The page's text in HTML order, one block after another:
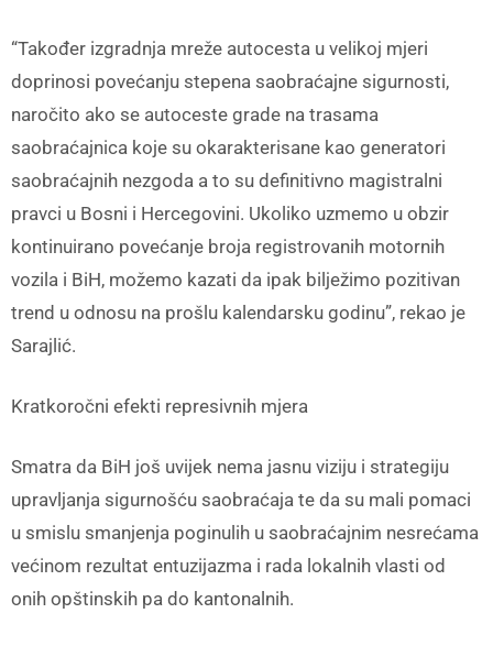
“Također izgradnja mreže autocesta u velikoj mjeri
doprinosi povećanju stepena saobraćajne sigurnosti,
naročito ako se autoceste grade na trasama
saobraćajnica koje su okarakterisane kao generatori
saobraćajnih nezgoda a to su definitivno magistralni
pravci u Bosni i Hercegovini. Ukoliko uzmemo u obzir
kontinuirano povećanje broja registrovanih motornih
vozila i BiH, možemo kazati da ipak bilježimo pozitivan
trend u odnosu na prošlu kalendarsku godinu”, rekao je
Sarajlić.
Kratkoročni efekti represivnih mjera
Smatra da BiH još uvijek nema jasnu viziju i strategiju
upravljanja sigurnošću saobraćaja te da su mali pomaci
u smislu smanjenja poginulih u saobraćajnim nesrećama
većinom rezultat entuzijazma i rada lokalnih vlasti od
onih opštinskih pa do kantonalnih.